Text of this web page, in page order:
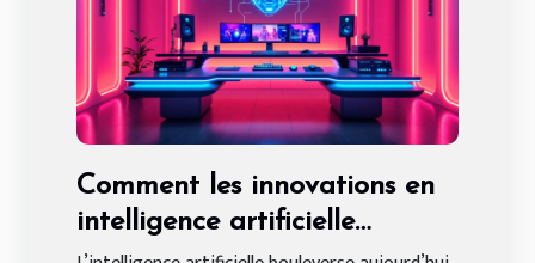
Comment les innovations en
intelligence artificielle